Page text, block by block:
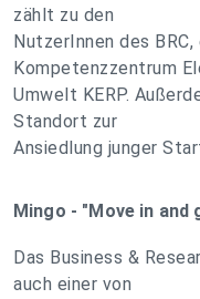
zählt zu den
NutzerInnen des
Kompetenzzentrum
Umwelt KERP.
Standort zur
Ansiedlung junger
Mingo - "Move in and
Das Business &
auch einer von